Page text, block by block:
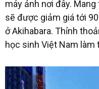
máy ảnh nơi đây.
sẽ được giảm giá tới
ở Akihabara. Thỉnh
học sinh Việt Nam làm